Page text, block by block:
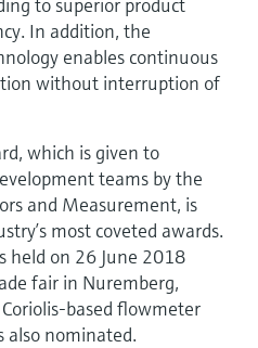
In addition, the
enables continuous
without interruption of
which is given to
teams by the
and Measurement, is
most coveted awards.
held on 26 June 2018
fair in Nuremberg,
based flowmeter
also nominated.